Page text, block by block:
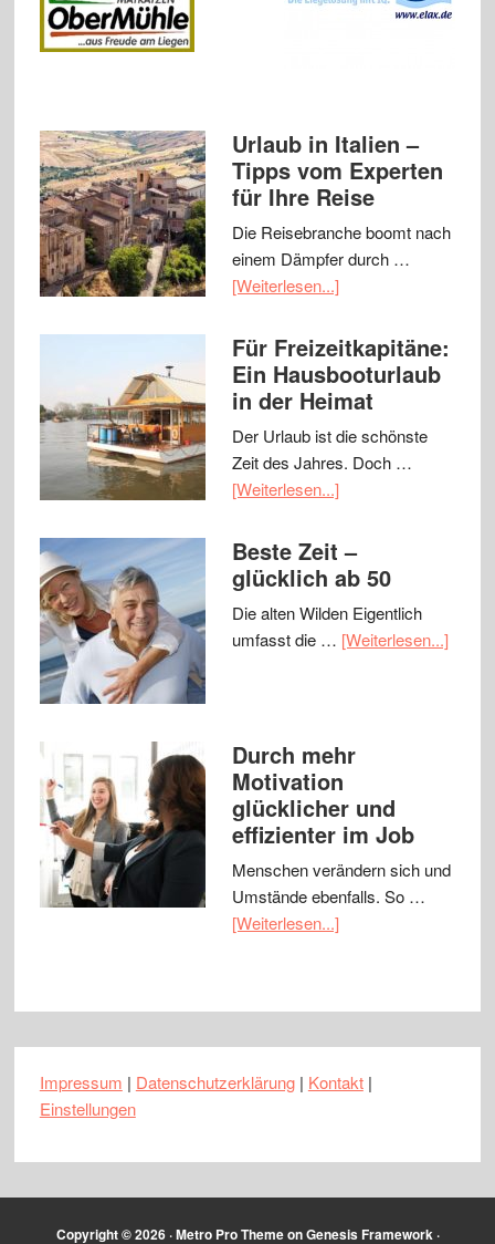
Urlaub in Italien –
Tipps vom Experten
für Ihre Reise
Die Reisebranche boomt nach
einem Dämpfer durch …
[Weiterlesen...]
Für Freizeitkapitäne:
Ein Hausbooturlaub
in der Heimat
Der Urlaub ist die schönste
Zeit des Jahres. Doch …
[Weiterlesen...]
Beste Zeit –
glücklich ab 50
Die alten Wilden Eigentlich
umfasst die … [Weiterlesen...]
Durch mehr
Motivation
glücklicher und
effizienter im Job
Menschen verändern sich und
Umstände ebenfalls. So …
[Weiterlesen...]
Impressum | Datenschutzerklärung| Kontakt|
Einstellungen
Copyright © 2026 ·Metro Pro ThemeonGenesis Framework·